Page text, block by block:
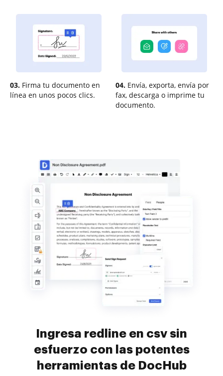
03. Firma tu documento en
línea en unos pocos clics.
04. Envía, exporta, envía por
fax, descarga o imprime tu
documento.
Ingresa redline en csv sin
esfuerzo con las potentes
herramientas de DocHub